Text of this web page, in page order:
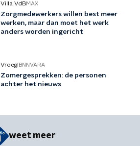
Villa VdBMAX
Zorgmedewerkers willen best meer
werken, maar dan moet het werk
anders worden ingericht
Vroeg! BNNVARA
Zomergesprekken: de personen
achter het nieuws
weet meer